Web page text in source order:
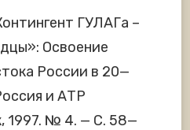
ГУЛАГа –
Освоение
России в 20—
и АТР
1997. № 4. — С. 58—